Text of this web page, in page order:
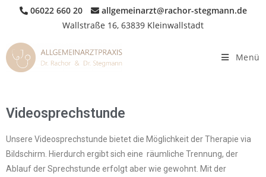
06022 660 20
allgemeinarzt@rachor-stegmann.de
Wallstraße 16, 63839 Kleinwallstadt
Menü
Videosprechstunde
Unsere Videosprechstunde bietet die Möglichkeit der Therapie via
Bildschirm. Hierdurch ergibt sich eine räumliche Trennung, der
Ablauf der Sprechstunde erfolgt aber wie gewohnt. Mit der